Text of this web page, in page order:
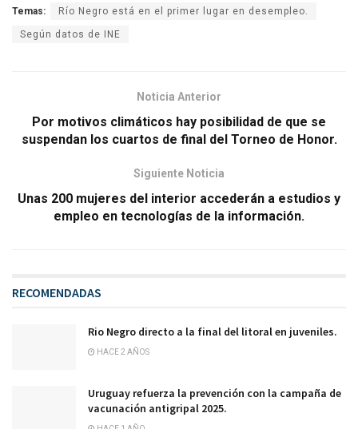
Temas: Río Negro está en el primer lugar en desempleo.
Según datos de INE
Noticia Anterior
Por motivos climáticos hay posibilidad de que se
suspendan los cuartos de final del Torneo de Honor.
Siguiente Noticia
Unas 200 mujeres del interior accederán a estudios y
empleo en tecnologías de la información.
RECOMENDADAS
Rio Negro directo a la final del litoral en juveniles.
HACE 2 AÑOS
Uruguay refuerza la prevención con la campaña de
vacunación antigripal 2025.